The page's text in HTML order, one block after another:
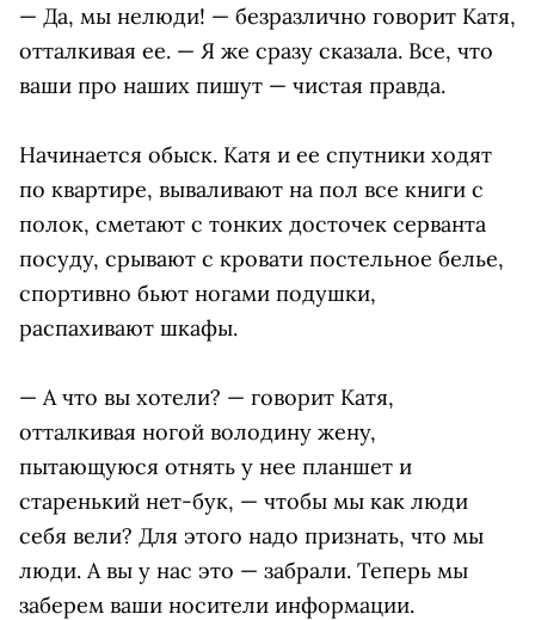
— Да, мы нелюди! — безразлично говорит Катя,
отталкивая ее. — Я же сразу сказала. Все, что
ваши про наших пишут — чистая правда.
Начинается обыск. Катя и ее спутники ходят
по квартире, вываливают на пол все книги с
полок, сметают с тонких досточек серванта
посуду, срывают с кровати постельное белье,
спортивно бьют ногами подушки,
распахивают шкафы.
— А что вы хотели? — говорит Катя,
отталкивая ногой володину жену,
пытающуюся отнять у нее планшет и
старенький нет-бук, — чтобы мы как люди
себя вели? Для этого надо признать, что мы
люди. А вы у нас это — забрали. Теперь мы
заберем ваши носители информации.